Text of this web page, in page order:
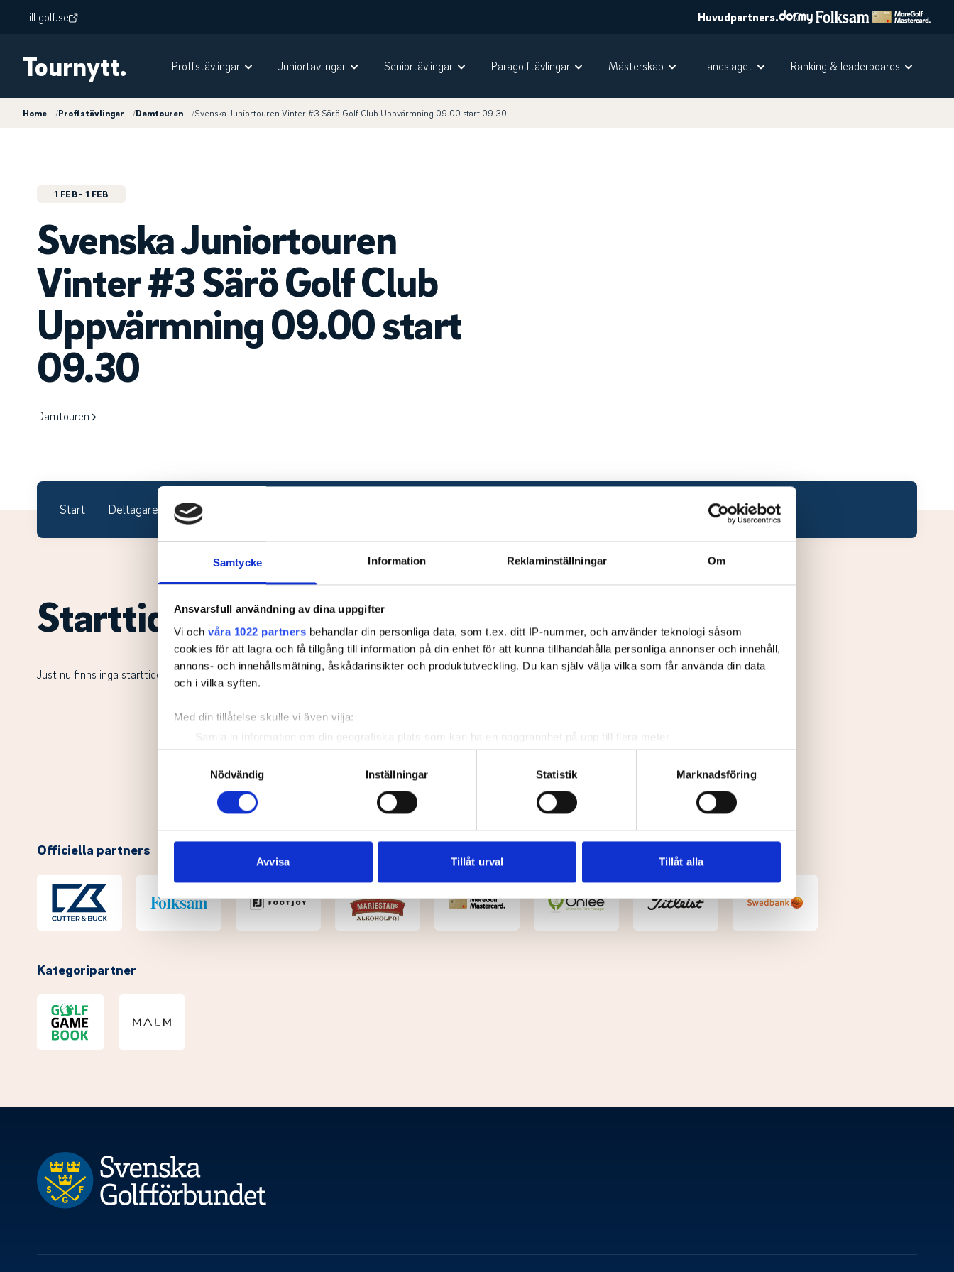
Samtycke Information Reklaminställningar Om
Ansvarsfull användning av dina uppgifter
Vi och våra 1022 partners behandlar din personliga data, som t.ex. ditt IP-nummer, och använder teknologi såsom
cookies för att lagra och få tillgång till information på din enhet för att kunna tillhandahålla personliga annonser och innehåll,
annons- och innehållsmätning, åskådarinsikter och produktutveckling. Du kan själv välja vilka som får använda din data
och i vilka syften.
Med din tillåtelse skulle vi även vilja:
Samla in information om din geografiska plats som kan ha en noggrannhet på upp till flera meter
Identifiera din enhet genom att aktivt skanna den för specifika kännetecken (fingeravtryck)
Ta reda på mer om hur dina personliga uppgifter behandlas och ställ in dina preferenser i
detaljsektionen. Du kan ändra
eller dra tillbaka ditt samtycke när som helst från cookie-förklaringen.
sociala medier och analysera vår trafik. Vi vidarebefordrar även sådana identifierare och annan information från din enhet
till de sociala medier och annons- och analysföretag som vi samarbetar med. Dessa kan i sin tur kombinera informationen
Nödvändig
Inställningar Statistik Marknadsföring
Avvisa Tillåt urval Tillåt alla
Till golf.se Huvudpartners.
Tournytt. Proffstävlingar Juniortävlingar Seniortävlingar Paragolftävlingar Mästerskap Landslaget Ranking & leaderboards
Home /Proffstävlingar /Damtouren /Svenska Juniortouren Vinter #3 Särö Golf Club Uppvärmning 09.00 start 09.30
1 FEB- 1 FEB
Svenska Juniortouren
Vinter #3 Särö Golf Club
Uppvärmning 09.00 start
09.30
Damtouren
Start Deltagare Starttider
Starttider.
Just nu finns inga starttider.
Officiella partners
Kategoripartner